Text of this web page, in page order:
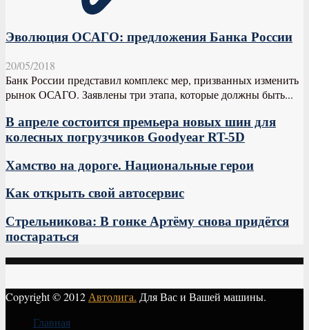
Эволюция ОСАГО: предложения Банка России
20/05/2018
Банк России представил комплекс мер, призванных изменить
рынок ОСАГО. Заявлены три этапа, которые должны быть...
В апреле состоится премьера новых шин для
колесных погрузчиков Goodyear RT-5D
Хамство на дороге. Национальные герои
Как открыть свой автосервис
Стрельникова: В гонке Артёму снова придётся
постараться
Copyright © 2012 Автолига. Для Вас и Вашей машины.
Главная